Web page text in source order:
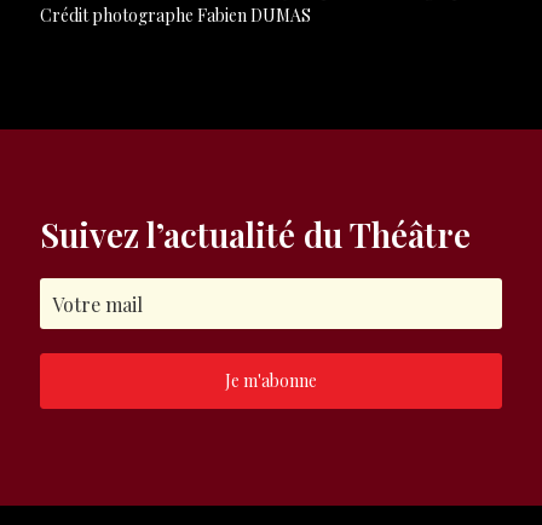
Crédit photographe Fabien DUMAS
Suivez l’actualité du Théâtre
Je m'abonne